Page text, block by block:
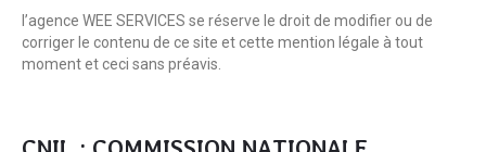
l’agence WEE SERVICES se réserve le droit de modifier ou de
corriger le contenu de ce site et cette mention légale à tout
moment et ceci sans préavis.